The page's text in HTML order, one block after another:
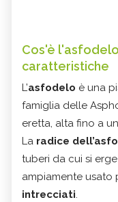
Cos'è
caratteristiche
L’asfodelo è una
famiglia delle
eretta, alta fino a
La radice
tuberi da cui si
ampiamente usato
intrecciati.